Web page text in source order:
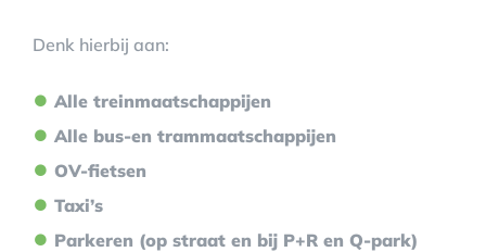
Denk hierbij aan:
⏺ Alle treinmaatschappijen
⏺ Alle bus-en trammaatschappijen
⏺ OV-fietsen
⏺ Taxi’s
⏺ Parkeren (op straat en bij P+R en Q-park)